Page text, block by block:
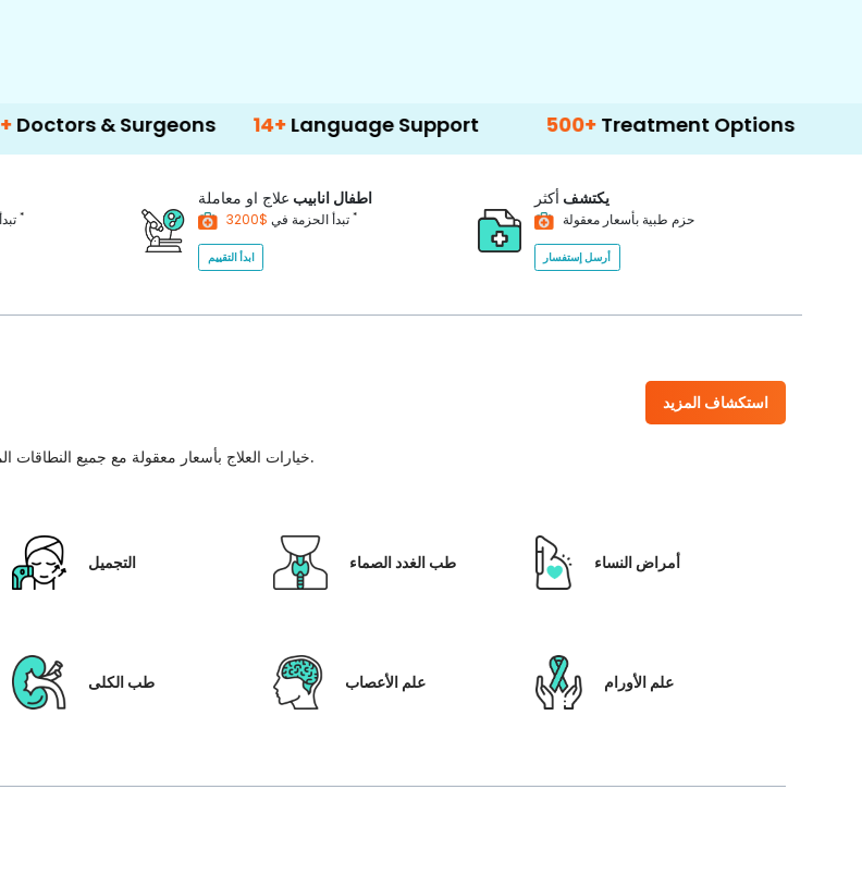
14+Language Support 500+ Treatment Options
$4000 *
اطفال انابيب علاج او معاملة
تبدأ الحزمة في *
ابدأ التقييم
يكتشف أكثر
حزم طبية بأسعار معقولة
أرسل إستفسار
استكشاف المزيد
خيارات العلاج بأسعار معقولة مع جميع النطاقات الممكنة من الإجراءات الطبية للاختيار من بينها مع أفضل جودة للرعاية الصحية في البلاد.
التجميل طب الغدد الصماء أمراض النساء
طب الكلى علم الأعصاب علم الأورام